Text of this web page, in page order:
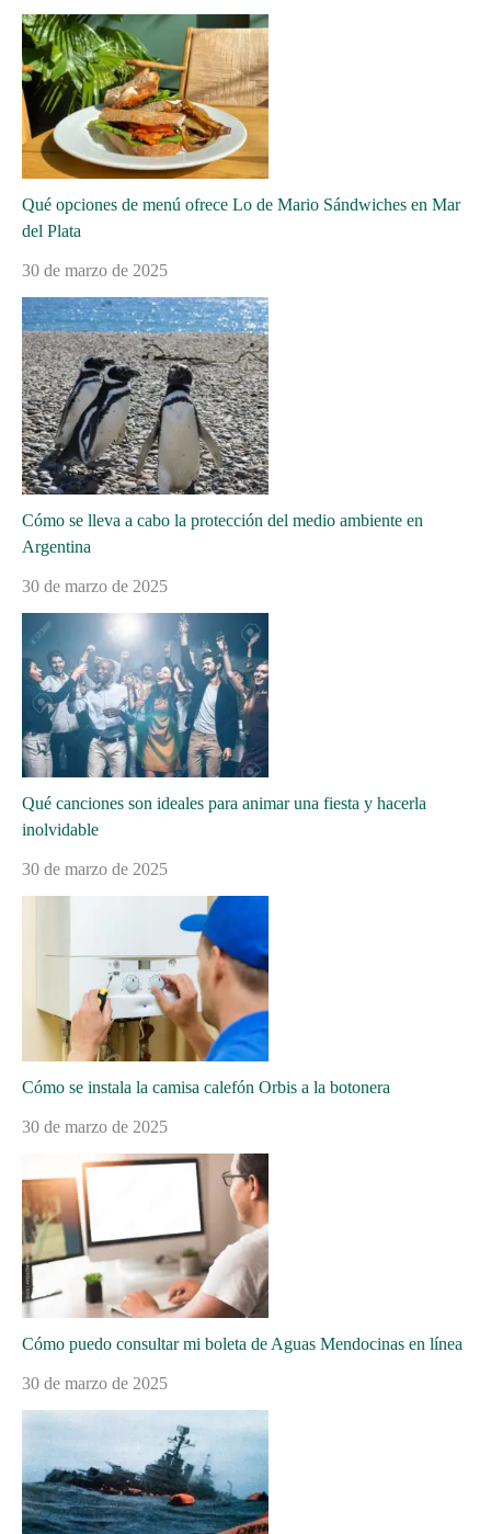
Qué opciones de menú ofrece Lo de Mario Sándwiches en Mar
del Plata
30 de marzo de 2025
Cómo se lleva a cabo la protección del medio ambiente en
Argentina
30 de marzo de 2025
Qué canciones son ideales para animar una fiesta y hacerla
inolvidable
30 de marzo de 2025
Cómo se instala la camisa calefón Orbis a la botonera
30 de marzo de 2025
Cómo puedo consultar mi boleta de Aguas Mendocinas en línea
30 de marzo de 2025